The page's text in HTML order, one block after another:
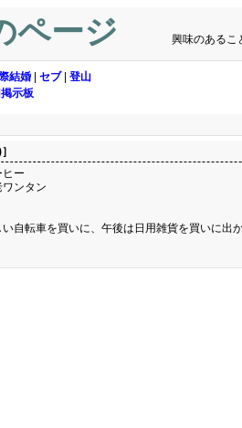
ページ 興味のあるこ
結婚 セブ| 登山
掲示板
］
ー
ンタン
自転車を買いに、午後は日用雑貨を買いに出